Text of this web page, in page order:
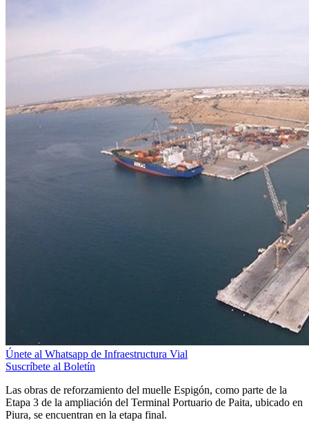
Únete al Whatsapp de Infraestructura Vial
Suscríbete al Boletín
Las obras de reforzamiento del muelle Espigón, como parte de la
Etapa 3 de la ampliación del Terminal Portuario de Paita, ubicado en
Piura, se encuentran en la etapa final.